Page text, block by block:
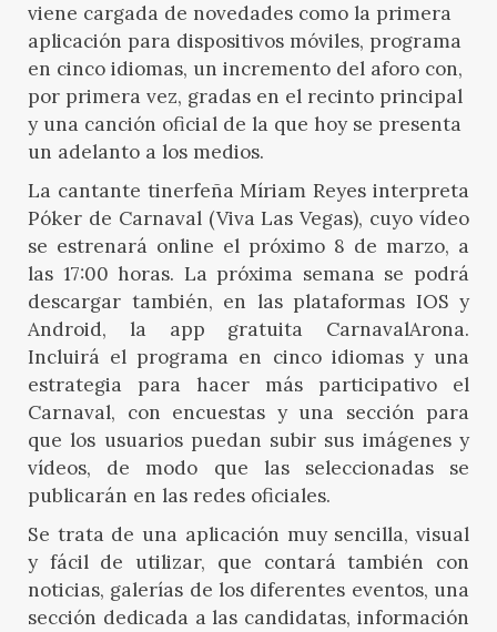
viene cargada de novedades como la primera
aplicación para dispositivos móviles, programa
en cinco idiomas, un incremento del aforo con,
por primera vez, gradas en el recinto principal
y una canción oficial de la que hoy se presenta
un adelanto a los medios.
La cantante tinerfeña Míriam Reyes interpreta
Póker de Carnaval (Viva Las Vegas), cuyo vídeo
se estrenará online el próximo 8 de marzo, a
las 17:00 horas. La próxima semana se podrá
descargar también, en las plataformas IOS y
Android, la app gratuita CarnavalArona.
Incluirá el programa en cinco idiomas y una
estrategia para hacer más participativo el
Carnaval, con encuestas y una sección para
que los usuarios puedan subir sus imágenes y
vídeos, de modo que las seleccionadas se
publicarán en las redes oficiales.
Se trata de una aplicación muy sencilla, visual
y fácil de utilizar, que contará también con
noticias, galerías de los diferentes eventos, una
sección dedicada a las candidatas, información